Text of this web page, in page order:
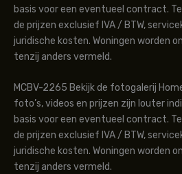
basis voor een eventueel contract.
de prijzen exclusief IVA / BTW,
juridische kosten. Woningen worden
tenzij anders vermeld.
MCBV-2265 Bekijk de fotogalerij
foto’s, videos en prijzen zijn louter
basis voor een eventueel contract.
de prijzen exclusief IVA / BTW,
juridische kosten. Woningen worden
tenzij anders vermeld.